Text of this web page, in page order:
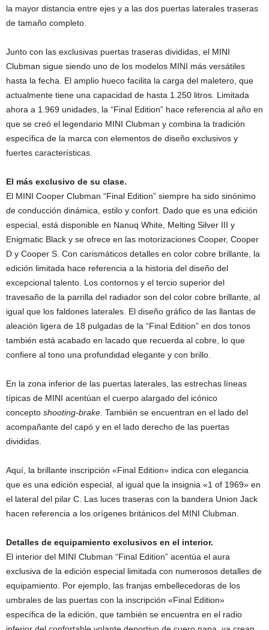
la mayor distancia entre ejes y a las dos puertas laterales traseras
de tamaño completo.
Junto con las exclusivas puertas traseras divididas, el MINI
Clubman sigue siendo uno de los modelos MINI más versátiles
hasta la fecha. El amplio hueco facilita la carga del maletero, que
actualmente tiene una capacidad de hasta 1.250 litros. Limitada
ahora a 1.969 unidades, la “Final Edition” hace referencia al año en
que se creó el legendario MINI Clubman y combina la tradición
específica de la marca con elementos de diseño exclusivos y
fuertes características.
El más exclusivo de su clase.
El MINI Cooper Clubman “Final Edition” siempre ha sido sinónimo
de conducción dinámica, estilo y confort. Dado que es una edición
especial, está disponible en Nanuq White, Melting Silver III y
Enigmatic Black y se ofrece en las motorizaciones Cooper, Cooper
D y Cooper S. Con carismáticos detalles en color cobre brillante, la
edición limitada hace referencia a la historia del diseño del
excepcional talento. Los contornos y el tercio superior del
travesaño de la parrilla del radiador son del color cobre brillante, al
igual que los faldones laterales. El diseño gráfico de las llantas de
aleación ligera de 18 pulgadas de la “Final Edition” en dos tonos
también está acabado en lacado que recuerda al cobre, lo que
confiere al tono una profundidad elegante y con brillo.
En la zona inferior de las puertas laterales, las estrechas líneas
típicas de MINI acentúan el cuerpo alargado del icónico
concepto shooting-brake. También se encuentran en el lado del
acompañante del capó y en el lado derecho de las puertas
divididas.
Aquí, la brillante inscripción «Final Edition» indica con elegancia
que es una edición especial, al igual que la insignia «1 of 1969» en
el lateral del pilar C. Las luces traseras con la bandera Union Jack
hacen referencia a los orígenes británicos del MINI Clubman.
Detalles de equipamiento exclusivos en el interior.
El interior del MINI Clubman “Final Edition” acentúa el aura
exclusiva de la edición especial limitada con numerosos detalles de
equipamiento. Por ejemplo, las franjas embellecedoras de los
umbrales de las puertas con la inscripción «Final Edition»
específica de la edición, que también se encuentra en el radio